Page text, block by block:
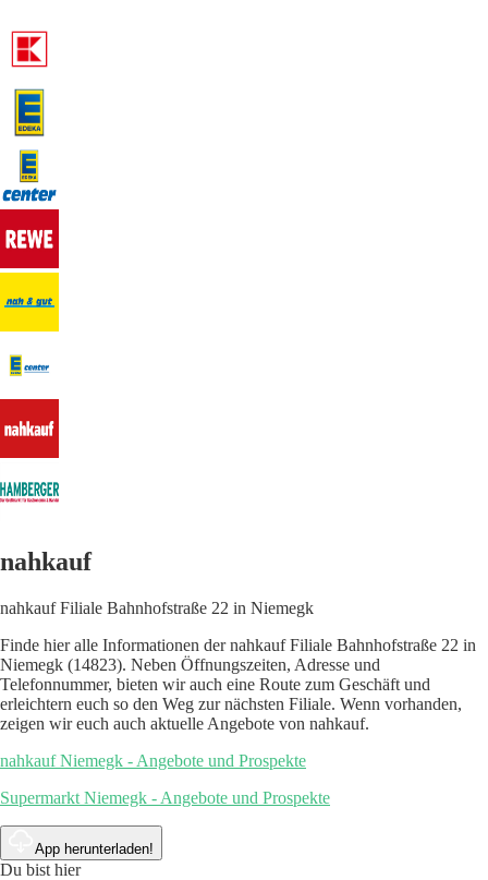
nahkauf
nahkauf Filiale Bahnhofstraße 22 in Niemegk
Finde hier alle Informationen der nahkauf Filiale Bahnhofstraße 22 in
Niemegk (14823). Neben Öffnungszeiten, Adresse und
Telefonnummer, bieten wir auch eine Route zum Geschäft und
erleichtern euch so den Weg zur nächsten Filiale. Wenn vorhanden,
zeigen wir euch auch aktuelle Angebote von nahkauf.
nahkauf Niemegk - Angebote und Prospekte
Supermarkt Niemegk - Angebote und Prospekte
App herunterladen!
Du bist hier